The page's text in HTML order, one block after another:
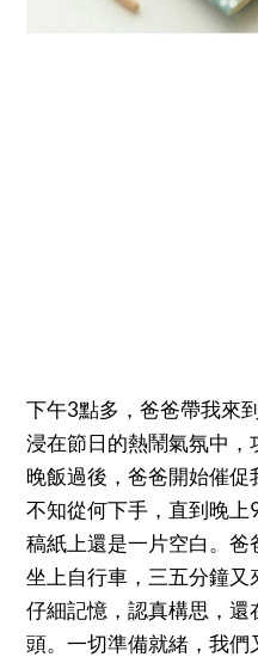
下午3點多，爸爸帶我來
浸在節日的熱鬧氣氛中，
晚飯過後，爸爸開始催
不知從何下手，直到晚上
稿紙上還是一片空白。
坐上自行車，三五分鐘
仔細記憶，認真構思，
頭。一切準備就緒，我們